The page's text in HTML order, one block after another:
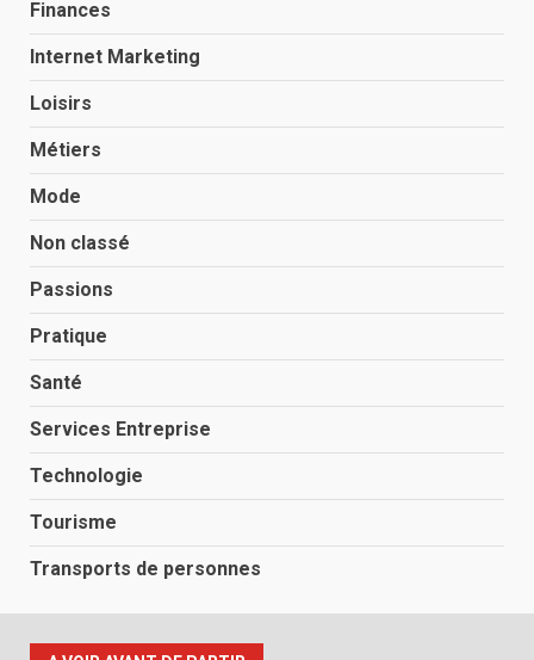
Finances
Internet Marketing
Loisirs
Métiers
Mode
Non classé
Passions
Pratique
Santé
Services Entreprise
Technologie
Tourisme
Transports de personnes